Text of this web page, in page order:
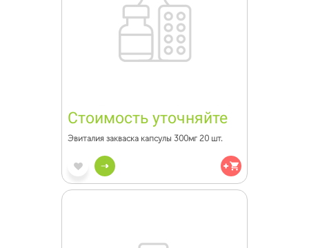
Стоимость уточняйте
Эвиталия закваска капсулы 300мг 20 шт.